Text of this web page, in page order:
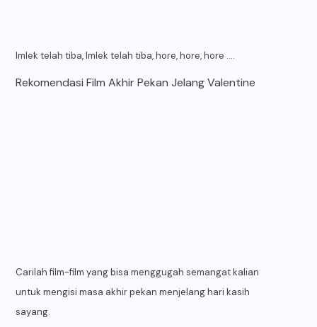
Imlek telah tiba, Imlek telah tiba, hore, hore, hore ….
Rekomendasi Film Akhir Pekan Jelang Valentine
Carilah film-film yang bisa menggugah semangat kalian
untuk mengisi masa akhir pekan menjelang hari kasih
sayang.